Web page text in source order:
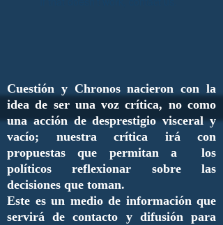
Cuestión y Chronos nacieron con la
idea de ser una voz crítica, no como
una acción de desprestigio visceral y
vacío; nuestra crítica irá con
propuestas que permitan a los
políticos reflexionar sobre las
decisiones que toman.
Este es un medio de información que
servirá de contacto y difusión para